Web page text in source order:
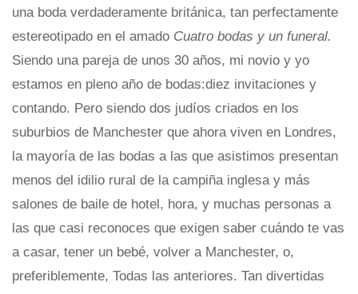
una boda verdaderamente británica, tan perfectamente
estereotipado en el amado Cuatro bodas y un funeral.
Siendo una pareja de unos 30 años, mi novio y yo
estamos en pleno año de bodas:diez invitaciones y
contando. Pero siendo dos judíos criados en los
suburbios de Manchester que ahora viven en Londres,
la mayoría de las bodas a las que asistimos presentan
menos del idilio rural de la campiña inglesa y más
salones de baile de hotel, hora, y muchas personas a
las que casi reconoces que exigen saber cuándo te vas
a casar, tener un bebé, volver a Manchester, o,
preferiblemente, Todas las anteriores. Tan divertidas